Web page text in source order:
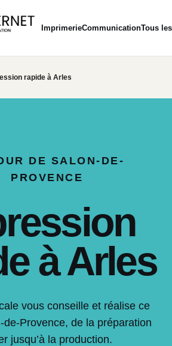
ImprimerieCommunicationTous
rapide à Arles
DE SALON-DE-
PROVENCE
à Arles
vous conseille et réalise ce
de-Provence, de la préparation
jusqu’à la production.